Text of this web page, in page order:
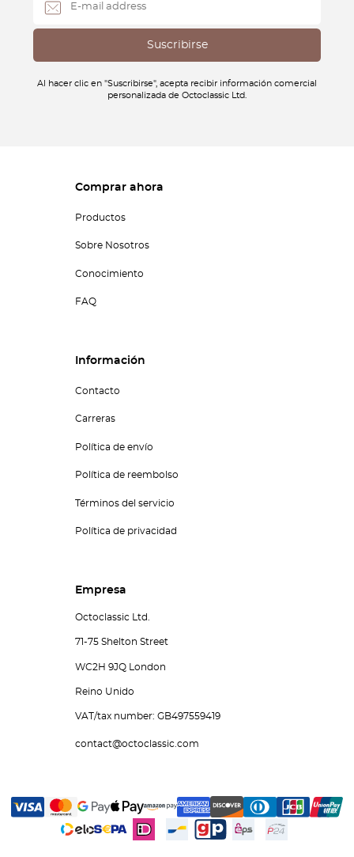
Al hacer clic en "Suscribirse", acepta recibir información comercial
personalizada de Octoclassic Ltd.
Comprar ahora
Productos
Sobre Nosotros
Conocimiento
FAQ
Información
Contacto
Carreras
Política de envío
Política de reembolso
Términos del servicio
Política de privacidad
Empresa
Octoclassic Ltd.
71-75 Shelton Street
WC2H 9JQ London
Reino Unido
VAT/tax number: GB497559419
contact@octoclassic.com